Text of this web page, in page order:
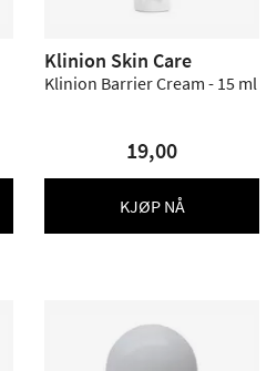
Klinion Skin Care
Klinion Barrier Cream - 15 ml
19,00
KJØP NÅ